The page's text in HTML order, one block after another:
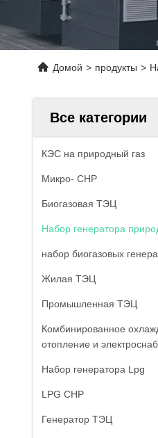
Домой > продукты >
Все категории
КЭС на природный газ
Микро- CHP
Биогазовая ТЭЦ
Набор генератора
набор биогазовых
Жилая ТЭЦ
Промышленная ТЭЦ
Комбинированное
отопление и
Набор генератора Lpg
LPG CHP
Генератор ТЭЦ